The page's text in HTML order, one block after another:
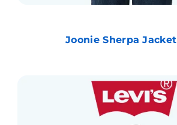
Joonie Sherpa Jacket